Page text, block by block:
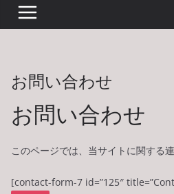
お問い合わせ
お問い合わせ
このページでは、当サイトに関する
[contact-form-7 id=”125″